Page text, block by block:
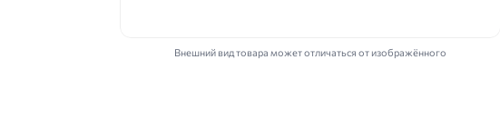
Внешний вид товара может отличаться от изображённого